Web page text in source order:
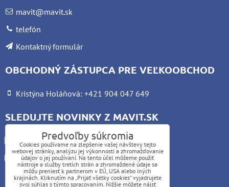
mavit@mavit.sk
telefón
Kontaktný formulár
OBCHODNÝ ZÁSTUPCA PRE VEĽKOOBCHOD
Kristýna Holáňová: +421 904 047 649
SLEDUJTE NOVINKY Z MAVIT.SK
Facebook
Instagram
UPOZORNENIE:
Predvoľby súkromia
Cookies používame na zlepšenie vašej návštevy tejto
webovej stránky, analýzu jej výkonnosti a zhromažďovanie
údajov o jej používaní. Na tento účel môžeme použiť
nástroje a služby tretích strán a zhromaždené údaje sa
môžu preniesť k partnerom v EÚ, USA alebo iných
krajinách. Kliknutím na „Prijať všetky cookies“ vyjadrujete
svoj súhlas s týmto spracovaním. Nižšie môžete nájsť